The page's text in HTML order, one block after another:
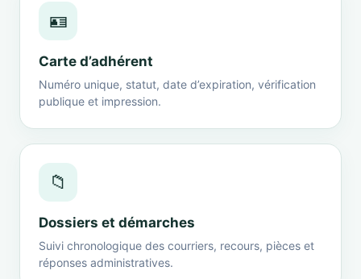
🪪
Carte d’adhérent
Numéro unique, statut, date d’expiration, vérification
publique et impression.
📁
Dossiers et démarches
Suivi chronologique des courriers, recours, pièces et
réponses administratives.